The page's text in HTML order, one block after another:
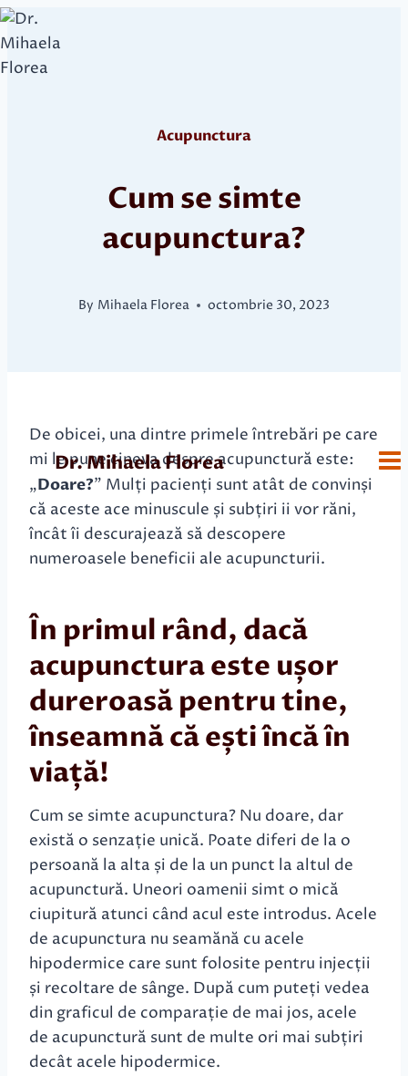
Skip
to
content
Dr. Mihaela Florea
Acupunctura
Cum se simte
acupunctura?
By Mihaela Florea octombrie 30, 2023
De obicei, una dintre primele întrebări pe care
mi le pune cineva despre acupunctură este:
„Doare?” Mulți pacienți sunt atât de convinși
că aceste ace minuscule și subțiri ii vor răni,
încât îi descurajează să descopere
numeroasele beneficii ale acupuncturii.
În primul rând, dacă
acupunctura este ușor
dureroasă pentru tine,
înseamnă că ești încă în
viață!
Cum se simte acupunctura? Nu doare, dar
există o senzație unică. Poate diferi de la o
persoană la alta și de la un punct la altul de
acupunctură. Uneori oamenii simt o mică
ciupitură atunci când acul este introdus. Acele
de acupunctura nu seamănă cu acele
hipodermice care sunt folosite pentru injecții
și recoltare de sânge. După cum puteți vedea
din graficul de comparație de mai jos, acele
de acupunctură sunt de multe ori mai subțiri
decât acele hipodermice.